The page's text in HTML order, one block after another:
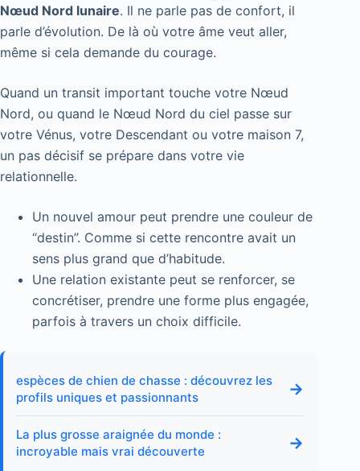
Nœud Nord lunaire. Il ne parle pas de confort, il
parle d’évolution. De là où votre âme veut aller,
même si cela demande du courage.
Quand un transit important touche votre Nœud
Nord, ou quand le Nœud Nord du ciel passe sur
votre Vénus, votre Descendant ou votre maison 7,
un pas décisif se prépare dans votre vie
relationnelle.
Un nouvel amour peut prendre une couleur de
“destin”. Comme si cette rencontre avait un
sens plus grand que d’habitude.
Une relation existante peut se renforcer, se
concrétiser, prendre une forme plus engagée,
parfois à travers un choix difficile.
espèces de chien de chasse : découvrez les
profils uniques et passionnants
→
La plus grosse araignée du monde :
incroyable mais vrai découverte
→